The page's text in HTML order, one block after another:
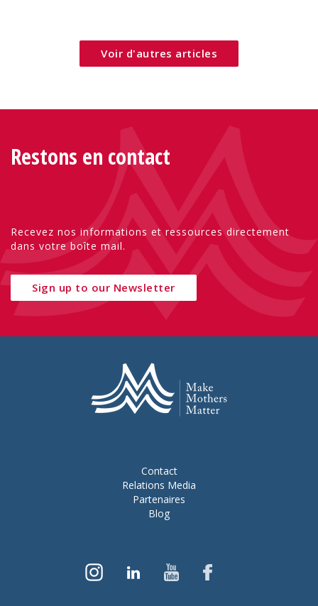
Voir d'autres articles
Restons en contact
Recevez nos informations et ressources directement
dans votre boîte mail.
Sign up to our Newsletter
Contact
Relations Media
Partenaires
Blog